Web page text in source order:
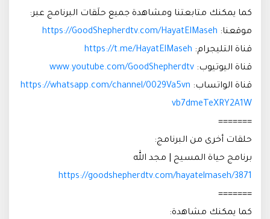
كما يمكنك متابعتنا ومشاهدة جميع حلَقات البرنامج عبر:
موقعنا: https://GoodShepherdtv.com/HayatElMaseh
قناة التليجرام: https://t.me/HayatElMaseh
قناة اليوتيوب: www.youtube.com/GoodShepherdtv
قناة الواتساب: https://whatsapp.com/channel/0029Va5vn
vb7dmeTeXRY2A1W
=======
حلقات أخرى من البرنامج:
برنامج حياة المسيح | مجد الله
https://goodshepherdtv.com/hayatelmaseh/3871
=======
كما يمكنك مشاهدة: